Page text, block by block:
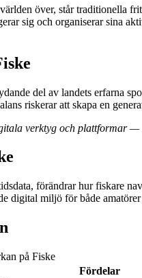
över, står traditionella
sig och organiserar sina
del av landets erfarna
riskerar att skapa en
verktyg och plattformar
förändrar hur fiskare
digital miljö för både
på Fiske
Fördelar